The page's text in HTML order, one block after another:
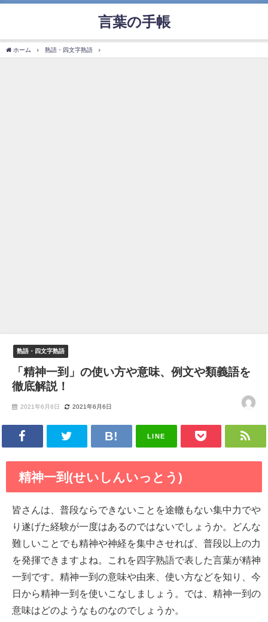
言葉の手帳
ホーム 熟語・四文字熟語
熟語・四文字熟語
「精神一到」の使い方や意味、例文や類義語を
徹底解説！
2021年6月6日 2021年6月6日
LINE
精神一到(せいしんいっとう)
皆さんは、普段ならできないことを途轍もない集中力でや
り遂げた経験が一度はあるのではないでしょうか。どんな
難しいことでも精神や神経を集中させれば、普段以上の力
を発揮できますよね。これを四字熟語で表した言葉が精神
一到です。精神一到の意味や由来、使い方などを知り、今
日から精神一到を使いこなしましょう。では、精神一到の
意味はどのようなものなのでしょうか。